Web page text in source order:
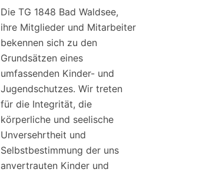
Die TG 1848 Bad Waldsee,
ihre Mitglieder und Mitarbeiter
bekennen sich zu den
Grundsätzen eines
umfassenden Kinder- und
Jugendschutzes. Wir treten
für die Integrität, die
körperliche und seelische
Unversehrtheit und
Selbstbestimmung der uns
anvertrauten Kinder und